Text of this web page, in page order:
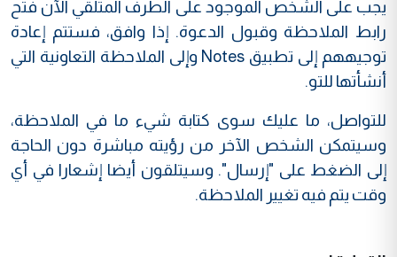
يجب على الشخص الموجود على الطرف المتلقي الآن فتح
رابط الملاحظة وقبول الدعوة. إذا وافق، فستتم إعادة
توجيههم إلى تطبيق Notes وإلى الملاحظة التعاونية التي
أنشأتها للتو.
للتواصل، ما عليك سوى كتابة شيء ما في الملاحظة،
وسيتمكن الشخص الآخر من رؤيته مباشرة دون الحاجة
إلى الضغط على "إرسال". وسيتلقون أيضا إشعارا في أي
وقت يتم فيه تغيير الملاحظة.